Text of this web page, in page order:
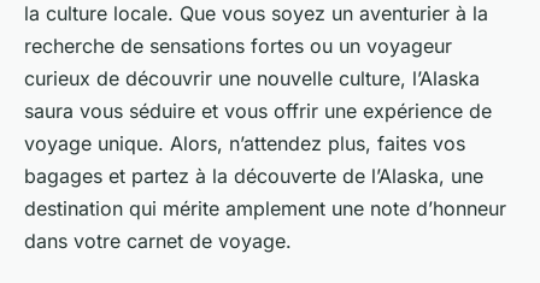
la culture locale. Que vous soyez un aventurier à la
recherche de sensations fortes ou un voyageur
curieux de découvrir une nouvelle culture, l’Alaska
saura vous séduire et vous offrir une expérience de
voyage unique. Alors, n’attendez plus, faites vos
bagages et partez à la découverte de l’Alaska, une
destination qui mérite amplement une note d’honneur
dans votre carnet de voyage.